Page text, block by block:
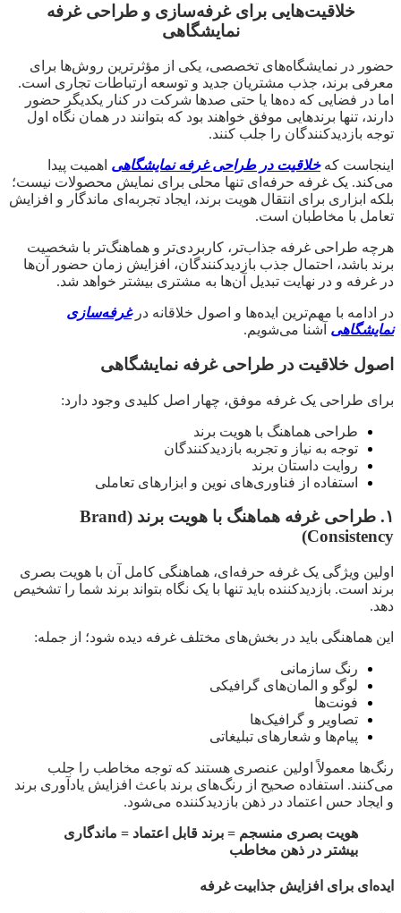
خلاقیت‌هایی برای غرفه‌سازی و طراحی غرفه
نمایشگاهی
حضور در نمایشگاه‌های تخصصی، یکی از مؤثرترین روش‌ها برای
معرفی برند، جذب مشتریان جدید و توسعه ارتباطات تجاری است.
اما در فضایی که ده‌ها یا حتی صدها شرکت در کنار یکدیگر حضور
دارند، تنها برندهایی موفق خواهند بود که بتوانند در همان نگاه اول
توجه بازدیدکنندگان را جلب کنند.
اینجاست کهخلاقیت در طراحی غرفه نمایشگاهی اهمیت پیدا
می‌کند. یک غرفه حرفه‌ای تنها محلی برای نمایش محصولات نیست؛
بلکه ابزاری برای انتقال هویت برند، ایجاد تجربه‌ای ماندگار و افزایش
تعامل با مخاطبان است.
هرچه طراحی غرفه جذاب‌تر، کاربردی‌تر و هماهنگ‌تر با شخصیت
برند باشد، احتمال جذب بازدیدکنندگان، افزایش زمان حضور آن‌ها
در غرفه و در نهایت تبدیل آن‌ها به مشتری بیشتر خواهد شد.
در ادامه با مهم‌ترین ایده‌ها و اصول خلاقانه درغرفه‌سازی
نمایشگاهی آشنا می‌شویم.
اصول خلاقیت در طراحی غرفه نمایشگاهی
برای طراحی یک غرفه موفق، چهار اصل کلیدی وجود دارد:
طراحی هماهنگ با هویت برند
توجه به نیاز و تجربه بازدیدکنندگان
روایت داستان برند
استفاده از فناوری‌های نوین و ابزارهای تعاملی
۱. طراحی غرفه هماهنگ با هویت برند (Brand
Consistency)
اولین ویژگی یک غرفه حرفه‌ای، هماهنگی کامل آن با هویت بصری
برند است. بازدیدکننده باید تنها با یک نگاه بتواند برند شما را تشخیص
دهد.
این هماهنگی باید در بخش‌های مختلف غرفه دیده شود؛ از جمله:
رنگ سازمانی
لوگو و المان‌های گرافیکی
فونت‌ها
تصاویر و گرافیک‌ها
پیام‌ها و شعارهای تبلیغاتی
رنگ‌ها معمولاً اولین عنصری هستند که توجه مخاطب را جلب
می‌کنند. استفاده صحیح از رنگ‌های برند باعث افزایش یادآوری برند
و ایجاد حس اعتماد در ذهن بازدیدکننده می‌شود.
هویت بصری منسجم = برند قابل اعتماد = ماندگاری
بیشتر در ذهن مخاطب
ایده‌ای برای افزایش جذابیت غرفه